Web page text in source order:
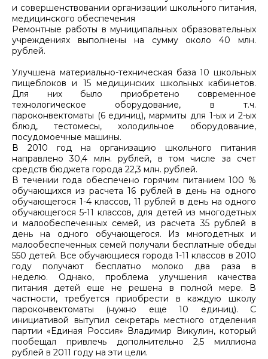
и совершенствовании организации школьного питания,
медицинского обеспечения
Ремонтные работы в муниципальных образовательных
учреждениях выполнены на сумму около 40 млн.
рублей.
Улучшена материально-техническая база 10 школьных
пищеблоков и 15 медицинских школьных кабинетов.
Для них было приобретено современное
технологическое оборудование, в т.ч.
пароконвектоматы (6 единиц), мармиты для 1-ых и 2-ых
блюд, тестомесы, холодильное оборудование,
посудомоечные машины.
В 2010 год на организацию школьного питания
направлено 30,4 млн. рублей, в том числе за счет
средств бюджета города 22,3 млн. рублей.
В течении года обеспечено горячим питанием 100 %
обучающихся из расчета 16 рублей в день на одного
обучающегося 1-4 классов, 11 рублей в день на одного
обучающегося 5-11 классов, для детей из многодетных
и малообеспеченных семей, из расчета 35 рублей в
день на одного обучающегося. Из многодетных и
малообеспеченных семей получали бесплатные обеды
550 детей. Все обучающиеся города 1-11 классов в 2010
году получают бесплатно молоко два раза в
неделю. Однако, проблема улучшения качества
питания детей еще не решена в полной мере. В
частности, требуется приобрести в каждую школу
пароконвектоматы (нужно еще 10 единиц). С
инициативой вытупил секретарь местного отделения
партии «Единая Россия» Владимир Викулин, который
пообещал привлечь дополнительно 2,5 миллиона
рублей в 2011 году на эти цели.